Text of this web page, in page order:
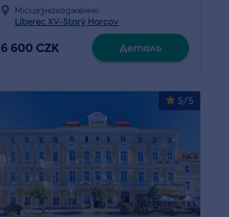
Місцезнаходження:
Liberec XV-Starý Harcov
6 600 CZK Деталь
5/5